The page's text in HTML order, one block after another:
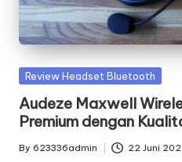
Posted
Review Headset Bluetooth
Audeze Maxwell
Premium dengan
Posted
By 623336admin 22 Juni